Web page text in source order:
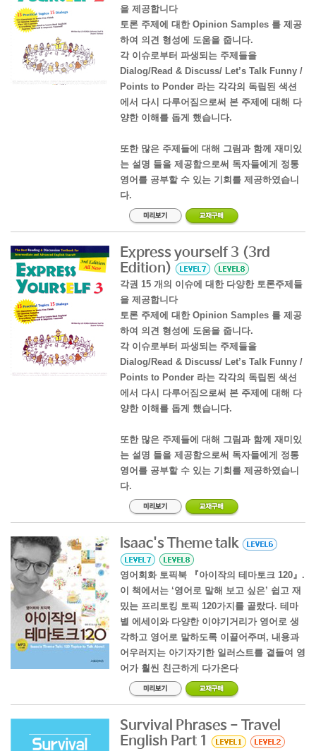
을 제공합니다
토론 주제에 대한 Opinion Samples 를 제공
하여 의견 형성에 도움을 줍니다.
각 이슈로부터 파생되는 주제들을
Dialog/Read & Discuss/ Let’s Talk Funny /
Points to Ponder 라는 각각의 독립된 색션
에서 다시 다루어짐으로써 본 주제에 대해 다
양한 이해를 돕게 했습니다.
또한 많은 주제들에 대해 그림과 함께 재미있
는 설명 들을 제공함으로써 독자들에게 정통
영어를 공부할 수 있는 기회를 제공하였습니
다.
Express yourself 3 (3rd
Edition)
각권 15 개의 이슈에 대한 다양한 토론주제들
을 제공합니다
토론 주제에 대한 Opinion Samples 를 제공
하여 의견 형성에 도움을 줍니다.
각 이슈로부터 파생되는 주제들을
Dialog/Read & Discuss/ Let’s Talk Funny /
Points to Ponder 라는 각각의 독립된 색션
에서 다시 다루어짐으로써 본 주제에 대해 다
양한 이해를 돕게 했습니다.
또한 많은 주제들에 대해 그림과 함께 재미있
는 설명 들을 제공함으로써 독자들에게 정통
영어를 공부할 수 있는 기회를 제공하였습니
다.
Isaac's Theme talk
영어회화 토픽북 『아이작의 테마토크 120』.
이 책에서는 ‘영어로 말해 보고 싶은’ 쉽고 재
밌는 프리토킹 토픽 120가지를 골랐다. 테마
별 에세이와 다양한 이야기거리가 영어로 생
각하고 영어로 말하도록 이끌어주며, 내용과
어우러지는 아기자기한 일러스트를 곁들여 영
어가 훨씬 친근하게 다가온다
Survival Phrases - Travel
English Part 1